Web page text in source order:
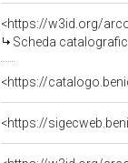
<https://w3id.org/
Scheda
<https://
<https://